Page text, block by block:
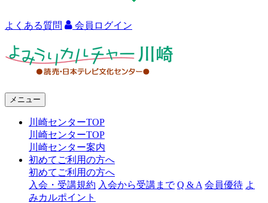
よくある質問 会員ログイン
ャ
メニュー
川崎センターTOP
川崎センターTOP
川崎センター案内
初めてご利用の方へ
初めてご利用の方へ
入会・受講規約 入会から受講まで Q & A 会員優待 よ
みカルポイント